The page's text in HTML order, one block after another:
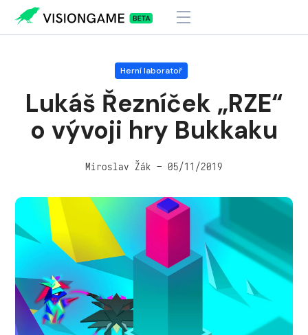
Herní laboratoř
Lukáš Řezníček „RZE“
o vývoji hry Bukkaku
Miroslav Žák – 05/11/2019